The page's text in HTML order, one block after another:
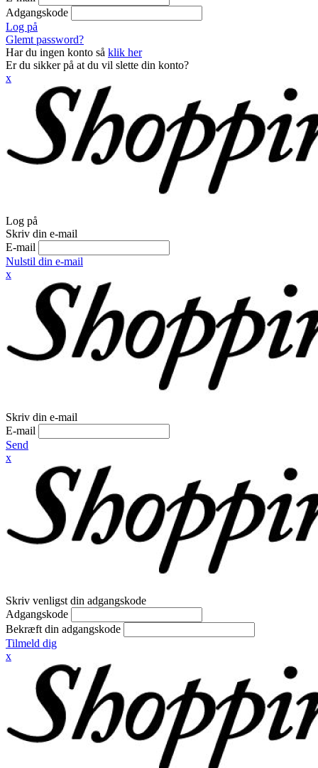
Adgangskode
Log på
Glemt password?
Har du ingen konto så klik her
Er du sikker på at du vil slette din konto?
x
Log på
Skriv din e-mail
E-mail
Nulstil din e-mail
x
Skriv din e-mail
E-mail
Send
x
Skriv venligst din adgangskode
Adgangskode
Bekræft din adgangskode
Tilmeld dig
x